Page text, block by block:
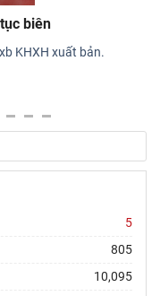
biên
KHXH xuất bản.
5
805
10,095